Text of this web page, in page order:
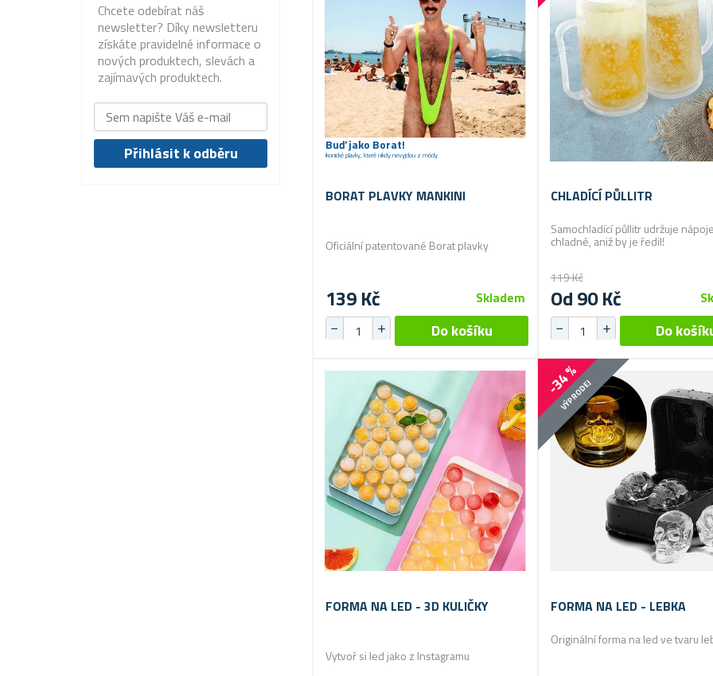
Chcete odebírat náš
newsletter? Díky newsletteru
získáte pravidelné informace o
nových produktech, slevách a
zajímavých produktech.
Buď jako Borat!
Ikonické plavky, které nikdy nevyjdou z módy
BORAT PLAVKY MANKINI
Oficiální patentované Borat plavky
139 Kč Skladem
CHLADÍCÍ PŮLLITR
Samochladící půllitr udržuje nápoje
chladné, aniž by je ředil!
119 Kč
Od 90 Kč
FORMA NA LED - 3D KULIČKY
Vytvoř si led jako z Instagramu
-34 %
VÝPRODEJ
FORMA NA LED - LEBKA
Originální forma na led ve tvaru